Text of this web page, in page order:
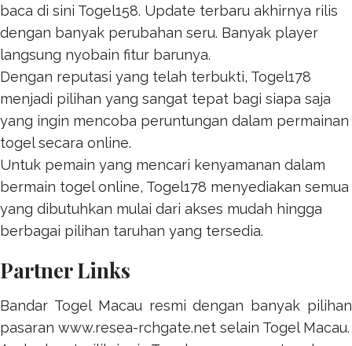
baca di sini Togel158. Update terbaru akhirnya rilis
dengan banyak perubahan seru. Banyak player
langsung nyobain fitur barunya.
Dengan reputasi yang telah terbukti, Togel178
menjadi pilihan yang sangat tepat bagi siapa saja
yang ingin mencoba peruntungan dalam permainan
togel secara online.
Untuk pemain yang mencari kenyamanan dalam
bermain togel online, Togel178 menyediakan semua
yang dibutuhkan mulai dari akses mudah hingga
berbagai pilihan taruhan yang tersedia.
Partner Links
Bandar Togel Macau resmi dengan banyak pilihan
pasaran www.resea-rchgate.net selain Togel Macau.